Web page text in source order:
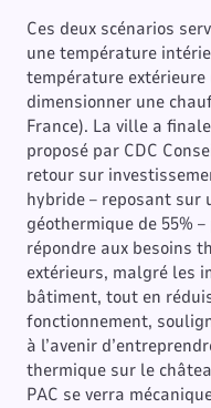
Ces deux scénarios
une température
température
dimensionner une
France). La ville a
proposé par CDC
retour sur
hybride – reposant sur
géothermique de 55%
répondre aux besoins
extérieurs, malgré les
bâtiment, tout en
fonctionnement,
à l’avenir
thermique sur le
PAC se verra